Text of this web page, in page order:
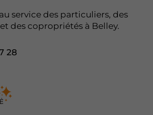
service des particuliers, des
des copropriétés à Belley.
28